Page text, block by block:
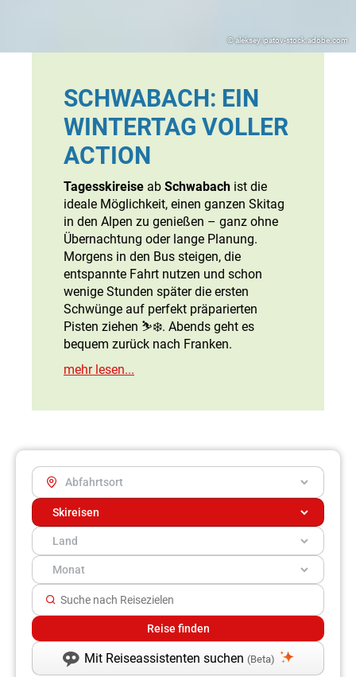
© aleksey ipatov-stock.adobe.com
SCHWABACH: EIN
WINTERTAG VOLLER
ACTION
Tagesskireise ab Schwabach ist die
ideale Möglichkeit, einen ganzen Skitag
in den Alpen zu genießen – ganz ohne
Übernachtung oder lange Planung.
Morgens in den Bus steigen, die
entspannte Fahrt nutzen und schon
wenige Stunden später die ersten
Schwünge auf perfekt präparierten
Pisten ziehen ⛷️❄️. Abends geht es
bequem zurück nach Franken.
Mit Reiseassistenten suchen (Beta)